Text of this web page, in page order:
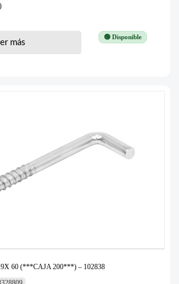
🟢 Disponible
más
60 (***CAJA 200***) – 102838